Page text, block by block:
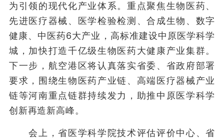
为引领的现代化产业体系。重点聚焦生物医药、
先进医疗器械、医学检验检测、合成生物、数字
健康、中医药6大产业，高标准建设中原医学科学
城，加快打造千亿级生物医药大健康产业集群。
下一步，航空港区将认真落实省委、省政府部署
要求，围绕生物医药产业链、高端医疗器械产业
链等河南重点链群持续发力，助推中原医学科学
创新再造新高峰。
会上，省医学科学院技术评估评价中心、省